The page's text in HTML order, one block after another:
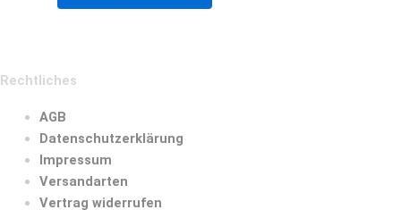
Rechtliches
AGB
Datenschutzerklärung
Impressum
Versandarten
Vertrag widerrufen